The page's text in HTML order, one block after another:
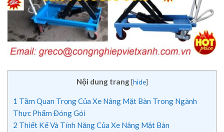
Nội dung trang [hide]
1 Tầm Quan Trọng Của Xe Nâng Mặt Bàn Trong Ngành
Thực Phẩm Đóng Gói
2 Thiết Kế Và Tính Năng Của Xe Nâng Mặt Bàn